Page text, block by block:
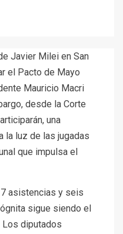
Javier Milei en San
el Pacto de Mayo
Mauricio Macri
desde la Corte
una
la luz de las jugadas
que impulsa el
asistencias y seis
sigue siendo el
Los diputados